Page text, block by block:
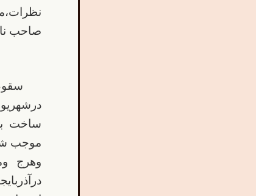
صاحب نام داشته(2)واین
ساخت
موجب
وهرج